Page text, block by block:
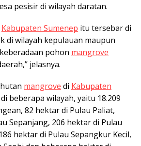
pesisir di wilayah daratan.
Kabupaten Sumenep itu tersebar di
di wilayah kepulauan maupun
pohon mangrove
jelasnya.
mangrove di Kabupaten
beberapa wilayah, yaitu 18.209
82 hektar di Pulau Paliat,
Sepanjang, 206 hektar di Pulau
hektar di Pulau Sepangkur Kecil,